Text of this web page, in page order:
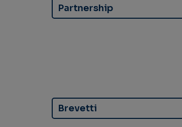
Partnership
Brevetti